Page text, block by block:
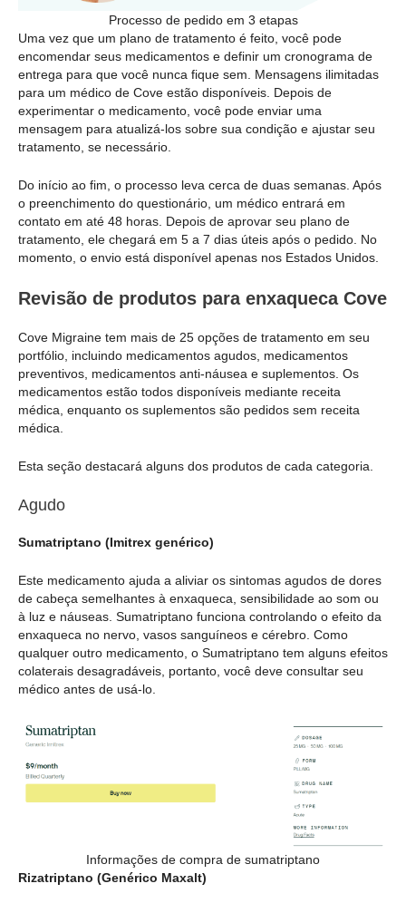
Processo de pedido em 3 etapas
Uma vez que um plano de tratamento é feito, você pode
encomendar seus medicamentos e definir um cronograma de
entrega para que você nunca fique sem. Mensagens ilimitadas
para um médico de Cove estão disponíveis. Depois de
experimentar o medicamento, você pode enviar uma
mensagem para atualizá-los sobre sua condição e ajustar seu
tratamento, se necessário.
Do início ao fim, o processo leva cerca de duas semanas. Após
o preenchimento do questionário, um médico entrará em
contato em até 48 horas. Depois de aprovar seu plano de
tratamento, ele chegará em 5 a 7 dias úteis após o pedido. No
momento, o envio está disponível apenas nos Estados Unidos.
Revisão de produtos para enxaqueca Cove
Cove Migraine tem mais de 25 opções de tratamento em seu
portfólio, incluindo medicamentos agudos, medicamentos
preventivos, medicamentos anti-náusea e suplementos. Os
medicamentos estão todos disponíveis mediante receita
médica, enquanto os suplementos são pedidos sem receita
médica.
Esta seção destacará alguns dos produtos de cada categoria.
Agudo
Sumatriptano (Imitrex genérico)
Este medicamento ajuda a aliviar os sintomas agudos de dores
de cabeça semelhantes à enxaqueca, sensibilidade ao som ou
à luz e náuseas. Sumatriptano funciona controlando o efeito da
enxaqueca no nervo, vasos sanguíneos e cérebro. Como
qualquer outro medicamento, o Sumatriptano tem alguns efeitos
colaterais desagradáveis, portanto, você deve consultar seu
médico antes de usá-lo.
Informações de compra de sumatriptano
Rizatriptano (Genérico Maxalt)